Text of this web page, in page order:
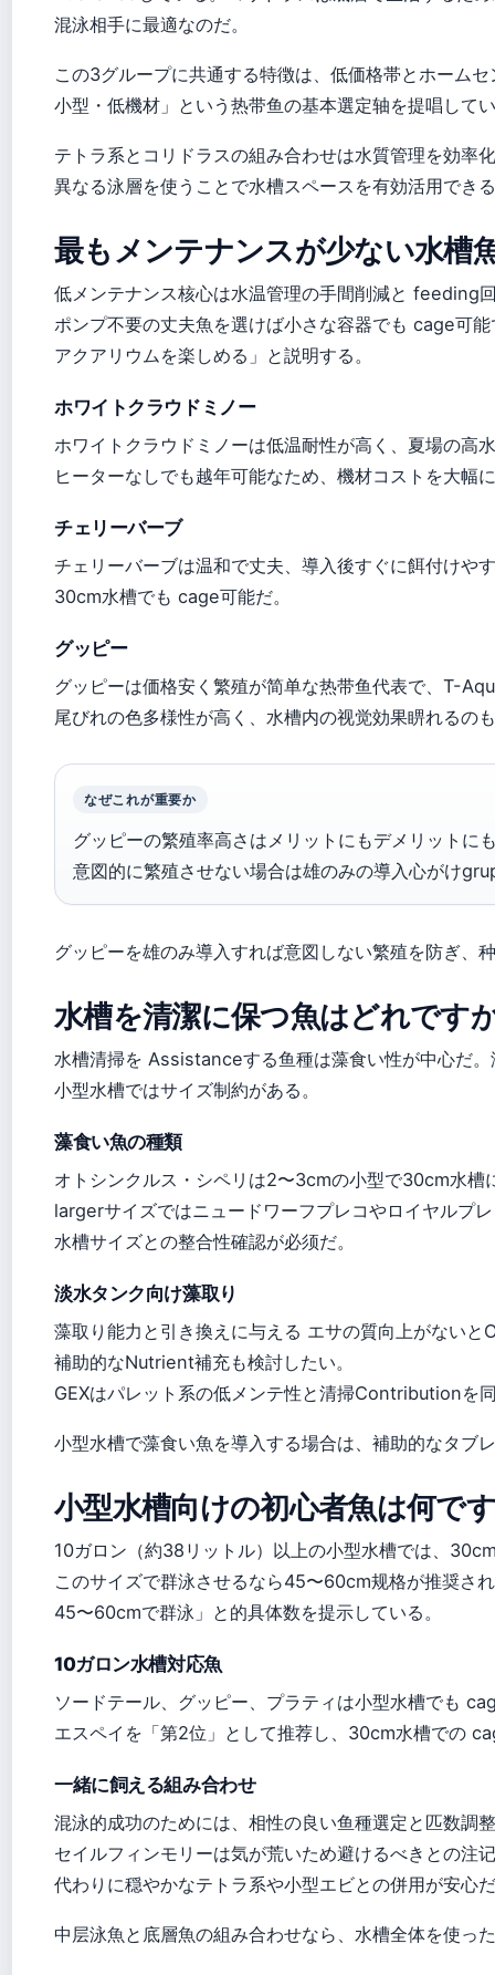
混泳相手に最適なのだ。
この3グループに共通する特徴は、低価格帯とホーム
小型・低機材」という热带鱼の基本選定轴を提唱して
テトラ系とコリドラスの組み合わせは水質管理を効率
異なる泳層を使うことで水槽スペースを有効活用でき
最もメンテナンスが少ない水槽
低メンテナンス核心は水温管理の手間削減と feeding
ポンプ不要の丈夫魚を選けば小さな容器でも cage可
アクアリウムを楽しめる」と説明する。
ホワイトクラウドミノー
ホワイトクラウドミノーは低温耐性が高く、夏場の高
ヒーターなしでも越年可能なため、機材コストを大幅
チェリーバーブ
チェリーバーブは温和で丈夫、導入後すぐに餌付けや
30cm水槽でも cage可能だ。
グッピー
グッピーは価格安く繁殖が简单な热带鱼代表で、T-
尾びれの色多様性が高く、水槽内の视觉効果睤れるの
なぜこれが重要か
グッピーの繁殖率高さはメリットにもデメリットに
意図的に繁殖させない場合は雄のみの導入心がけ
グッピーを雄のみ導入すれば意図しない繁殖を防ぎ、
水槽を清潔に保つ魚はどれです
水槽清掃を Assistanceする鱼種は藻食い性が中心だ
小型水槽ではサイズ制約がある。
藻食い魚の種類
オトシンクルス・シペリは2〜3cmの小型で30cm水槽
largerサイズではニュードワーフプレコやロイヤルプ
水槽サイズとの整合性確認が必须だ。
淡水タンク向け藻取り
藻取り能力と引き換えに与える エサの質向上がない
補助的なNutrient補充も検討したい。
GEXはパレット系の低メンテ性と清掃Contributionを
小型水槽で藻食い魚を導入する場合は、補助的なタブ
小型水槽向けの初心者魚は何で
10ガロン（約38リットル）以上の小型水槽では、
このサイズで群泳させるなら45〜60cm规格が推奨
45〜60cmで群泳」と的具体数を提示している。
10ガロン水槽対応魚
ソードテール、グッピー、プラティは小型水槽でも
エスペイを「第2位」として推荐し、30cm水槽での
一緒に飼える組み合わせ
混泳的成功のためには、相性の良い鱼種選定と匹数調
セイルフィンモリーは気が荒いため避けるべきとの注
代わりに穏やかなテトラ系や小型エビとの併用が安心
中层泳魚と底層魚の組み合わせなら、水槽全体を使っ